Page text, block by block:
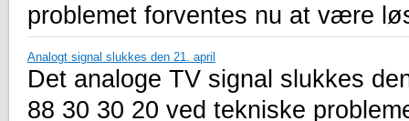
problemet forventes nu at være
Analogt signal slukkes den 21. april
Det analoge TV signal slukkes
88 30 30 20 ved tekniske